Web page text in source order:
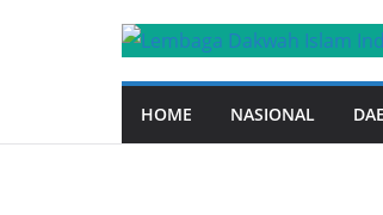
HOME NASIONAL